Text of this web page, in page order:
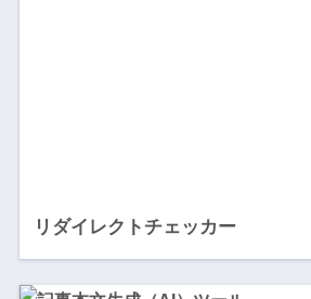
リダイレクトチェッカー